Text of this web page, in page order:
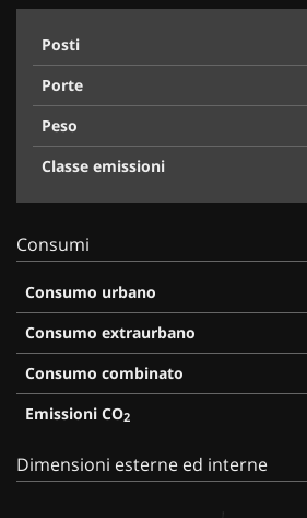
Posti
Porte
Peso
Classe emissioni
Consumi
Consumo urbano
Consumo extraurbano
Consumo combinato
Emissioni CO2
Dimensioni esterne ed interne